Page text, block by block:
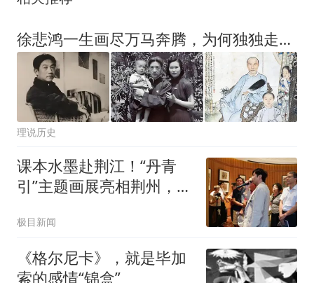
徐悲鸿一生画尽万马奔腾，为何独独走不出7岁长子的夭折之痛？偏执与悔恨，才是大师最真实的人性底色
理说历史
课本水墨赴荆江！“丹青
引”主题画展亮相荆州，点
极目新闻
《格尔尼卡》，就是毕加
索的感情“锦盒”